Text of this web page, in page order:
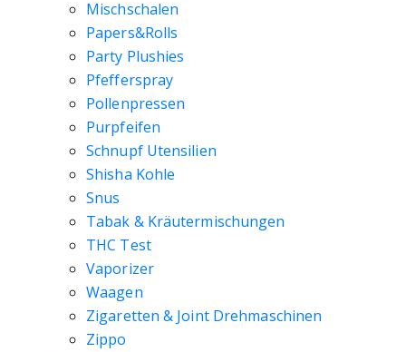
Mischschalen
Papers&Rolls
Party Plushies
Pfefferspray
Pollenpressen
Purpfeifen
Schnupf Utensilien
Shisha Kohle
Snus
Tabak & Kräutermischungen
THC Test
Vaporizer
Waagen
Zigaretten & Joint Drehmaschinen
Zippo